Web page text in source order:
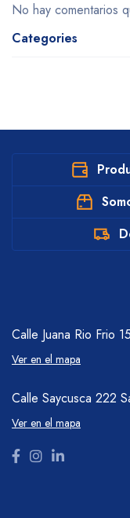
No hay comentarios
Categories
Calle Juana Rio Frio
Ver en el mapa
Calle Saycusca 222
Ver en el mapa